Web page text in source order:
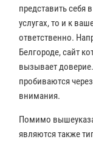
представить себя
услугах, то и к
ответственно.
Белгороде, сайт
вызывает
пробиваются
внимания.
Помимо
являются также